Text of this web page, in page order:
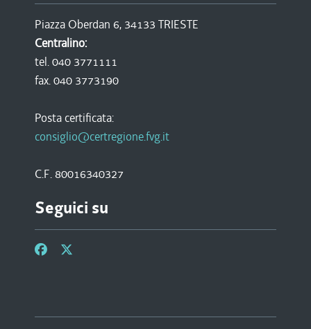
Piazza Oberdan 6, 34133 TRIESTE
Centralino:
tel. 040 3771111
fax. 040 3773190
Posta certificata:
consiglio@certregione.fvg.it
C.F. 80016340327
Seguici su